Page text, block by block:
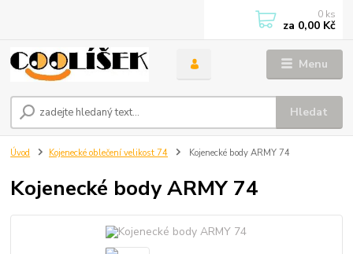
Menu
Hledat
0 ks
za 0,00 Kč
Úvod Kojenecké oblečení velikost 74 Kojenecké body ARMY 74
Kojenecké body ARMY 74